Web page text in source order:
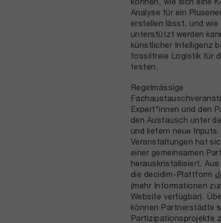
Analyse für ein
erstellen lässt, und
unterstützt werden
künstlicher Intelligenz
fossilfreie Logistik für
testen.
Regelmässige
Expert*innen und den
den Austausch unter
und liefern neue
Veranstaltungen hat
einer gemeinsamen
herauskristallisiert.
die decidim-Plattform
(mehr Informationen
Website verfügbar).
können Partnerstädte
Partizipationsprojekte